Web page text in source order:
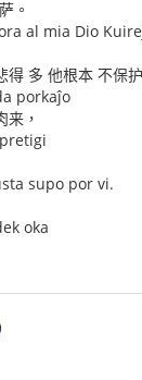
。
al mia Dio
多 他根本 不保护
porkaĵo
来，
supo por vi.
oka